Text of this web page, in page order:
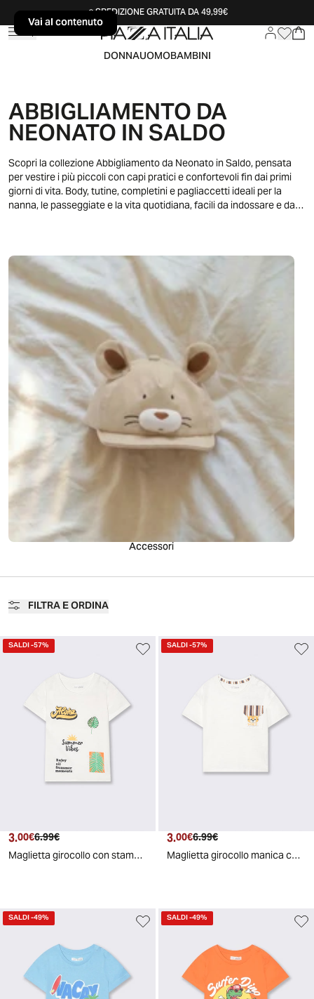
Vai al contenutoSPEDIZIONE GRATUITA DA 49,99€
DONNAUOMOBAMBINI
ABBIGLIAMENTO DA
NEONATO IN SALDO
Scopri la collezione Abbigliamento da Neonato in Saldo, pensata
per vestire i più piccoli con capi pratici e confortevoli fin dai primi
giorni di vita. Body, tutine, completini e pagliaccetti ideali per la
nanna, le passeggiate e la vita quotidiana, facili da indossare e da
neonati con comodità e stile senza rinunciare alla praticità.
Accessori
FILTRA E ORDINA
SALDI-57%
Prezzo attuale
3.00€ Prezzo originale
6.99€
Maglietta girocollo con stampe e ricami - Bianco latte
SALDI-57%
Prezzo attuale
3.00€ Prezzo originale
6.99€
Maglietta girocollo manica corta fiammata - Bianco latte
SALDI-49% SALDI-49%
Vai al contenuto